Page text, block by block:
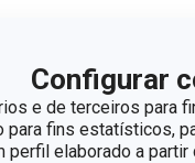
Configurar
e de terceiros para
para fins estatísticos,
perfil elaborado a